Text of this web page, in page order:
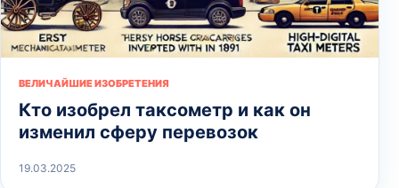
ВЕЛИЧАЙШИЕ ИЗОБРЕТЕНИЯ
Кто изобрел таксометр и как он
изменил сферу перевозок
19.03.2025